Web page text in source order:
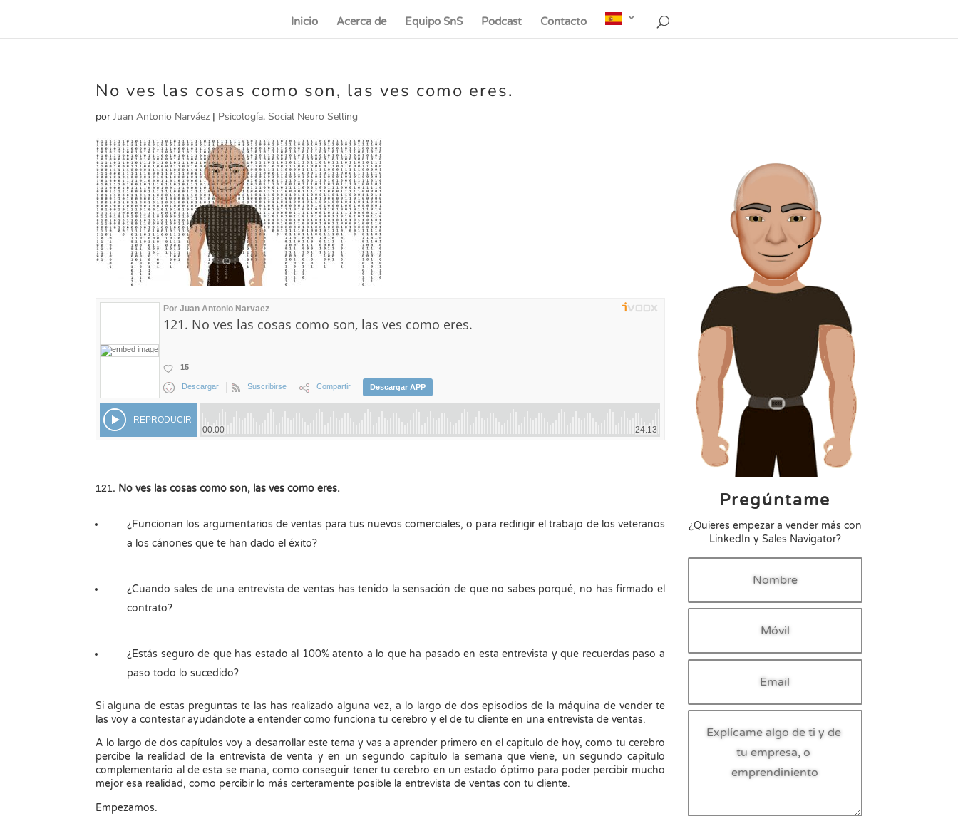
Inicio Acerca de Equipo SnS Podcast Contacto
No ves las cosas como son, las ves como eres.
porJuan Antonio Narváez | Psicología, Social Neuro Selling
No ves las cosas como son, las ves como eres.
¿Funcionan los argumentarios de ventas para tus nuevos comerciales, o para redirigir el trabajo de los veteranos
a los cánones que te han dado el éxito?
¿Cuando sales de una entrevista de ventas has tenido la sensación de que no sabes porqué, no has firmado el
contrato?
¿Estás seguro de que has estado al 100% atento a lo que ha pasado en esta entrevista y que recuerdas paso a
paso todo lo sucedido?
Si alguna de estas preguntas te las has realizado alguna vez, a lo largo de dos episodios de la máquina de vender te
las voy a contestar ayudándote a entender como funciona tu cerebro y el de tu cliente en una entrevista de ventas.
A lo largo de dos capítulos voy a desarrollar este tema y vas a aprender primero en el capitulo de hoy, como tu cerebro
percibe la realidad de la entrevista de venta y en un segundo capitulo la semana que viene, un segundo capitulo
complementario al de esta se mana, como conseguir tener tu cerebro en un estado óptimo para poder percibir mucho
mejor esa realidad, como percibir lo más certeramente posible la entrevista de ventas con tu cliente.
Empezamos.
Pregúntame
¿Quieres empezar a vender más con
LinkedIn y Sales Navigator?